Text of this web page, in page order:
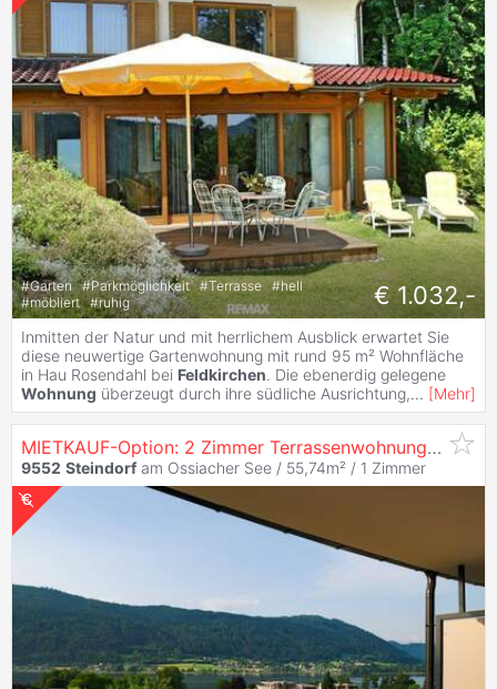
#Garten #Parkmöglichkeit #Terrasse #hell
#möbliert #ruhig € 1.032,-
Inmitten der Natur und mit herrlichem Ausblick erwartet Sie
diese neuwertige Gartenwohnung mit rund 95 m² Wohnfläche
in Hau Rosendahl bei Feldkirchen. Die ebenerdig gelegene
Wohnung überzeugt durch ihre südliche Ausrichtung,... [Mehr]
MIETKAUF-Option: 2 Zimmer Terrassenwohnung mit Seeblick & Seezugang
9552 Steindorf am Ossiacher See / 55,74m² / 1 Zimmer